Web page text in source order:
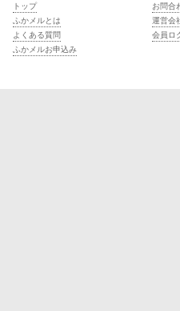
トップ
ふかメルとは
よくある質問
ふかメルお申込み
お問合
運営会
会員ロ